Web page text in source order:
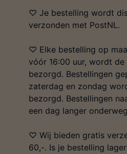
♡ Je bestelling wordt
verzonden met PostNL.
♡ Elke bestelling op
vóór 16:00 uur, wordt
bezorgd. Bestellingen
zaterdag en zondag
bezorgd. Bestellingen
een dag langer
♡ Wij bieden gratis
60,-. Is je bestelling